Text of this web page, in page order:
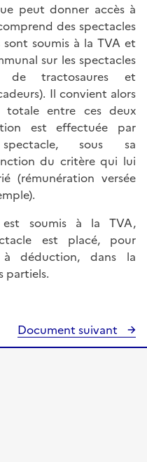
peut donner accès à
des spectacles
soumis à la TVA et
sur les spectacles
de tractosaures et
Il convient alors
entre ces deux
est effectuée par
sous sa
du critère qui lui
(rémunération versée
est soumis à la TVA,
est placé, pour
déduction, dans la
partiels.
Document suivant